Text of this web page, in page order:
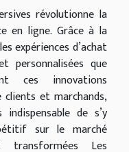
révolutionne la
en ligne. Grâce à la
expériences d’achat
personnalisées que
ces innovations
et marchands,
de s’y
sur le marché
transformées Les